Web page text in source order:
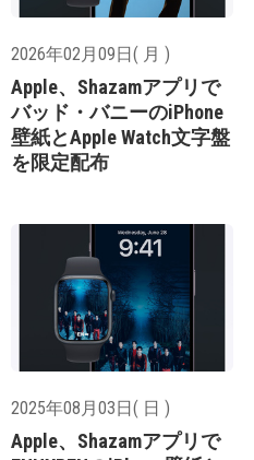
2026年02月09日( 月 )
Apple、Shazamアプリで
バッド・バニーのiPhone
壁紙とApple Watch文字盤
を限定配布
2025年08月03日( 日 )
Apple、Shazamアプリで